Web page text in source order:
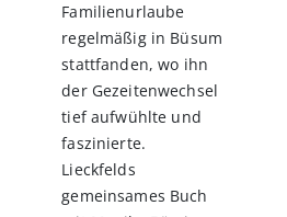
Familienurlaube
regelmäßig in Büsum
stattfanden, wo ihn
der Gezeitenwechsel
tief aufwühlte und
faszinierte.
Lieckfelds
gemeinsames Buch